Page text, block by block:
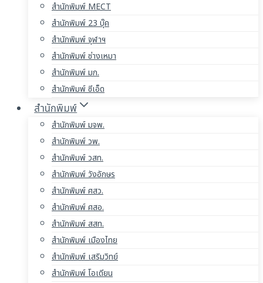
สำนักพิมพ์ MECT
สำนักพิมพ์ 23 บุ๊ค
สำนักพิมพ์ จุฬาฯ
สำนักพิมพ์ ช่างเหมา
สำนักพิมพ์ มก.
สำนักพิมพ์ ซีเอ็ด
สำนักพิมพ์
สำนักพิมพ์ มจพ.
สำนักพิมพ์ วพ.
สำนักพิมพ์ วสท.
สำนักพิมพ์ วังอักษร
สำนักพิมพ์ ศสว.
สำนักพิมพ์ ศสอ.
สำนักพิมพ์ สสท.
สำนักพิมพ์ เมืองไทย
สำนักพิมพ์ เสริมวิทย์
สำนักพิมพ์ โอเดียน